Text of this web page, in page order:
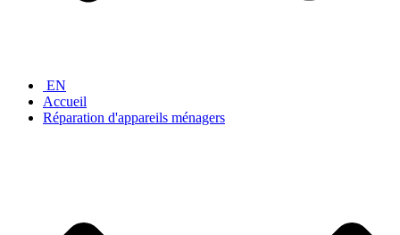
EN
Accueil
Réparation d'appareils ménagers